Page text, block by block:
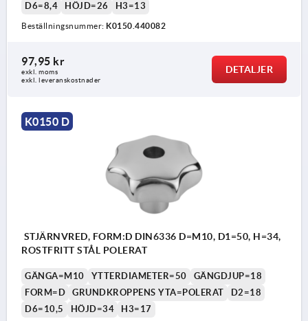
D6=8,4
HÖJD=26 H3=13
Beställningsnummer: K0150.440082
97,95 kr
exkl. moms
exkl. leveranskostnader
DETALJER
K0150 D
STJÄRNVRED, FORM:D DIN6336 D=M10, D1=50, H=34,
ROSTFRITT STÅL POLERAT
GÄNGA=M10 YTTERDIAMETER=50
GÄNGDJUP=18
FORM=D
GRUNDKROPPENS YTA=POLERAT
D2=18
D6=10,5
HÖJD=34 H3=17